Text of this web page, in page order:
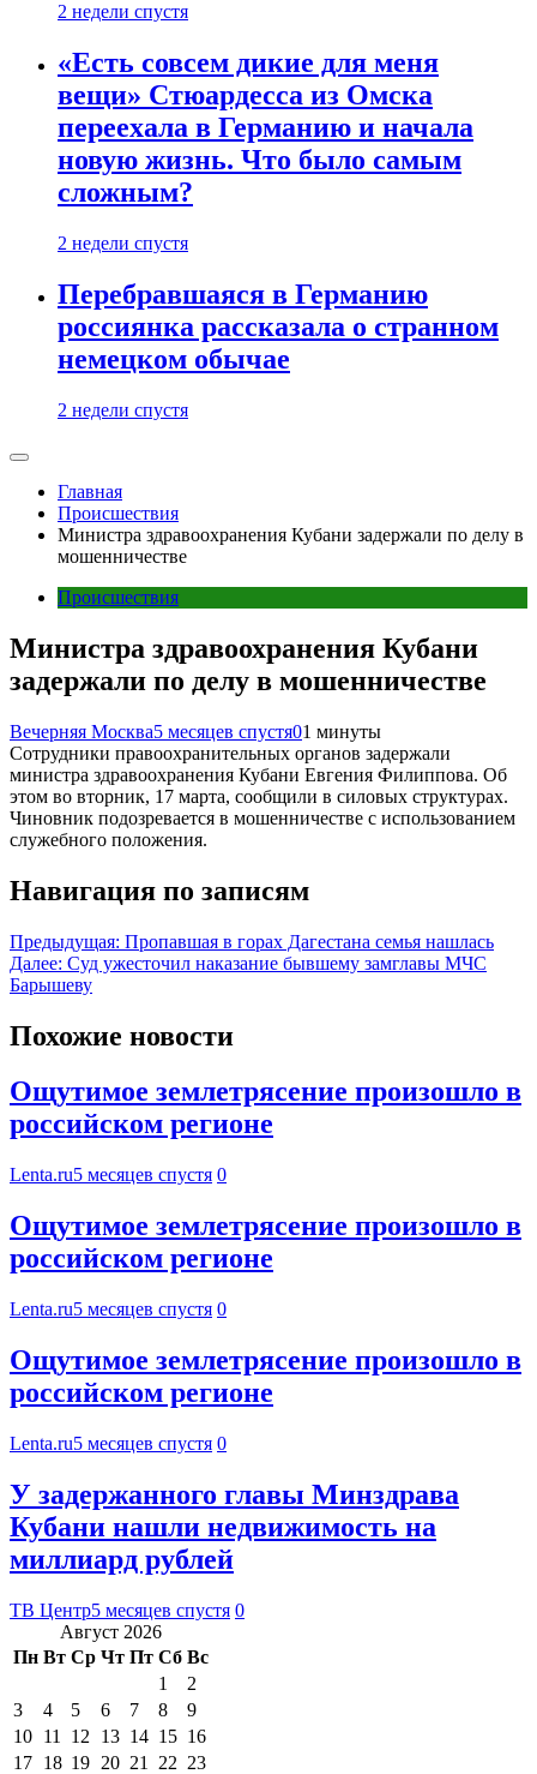
2 недели спустя
«Есть совсем дикие для меня
вещи» Стюардесса из Омска
переехала в Германию и начала
новую жизнь. Что было самым
сложным?
2 недели спустя
Перебравшаяся в Германию
россиянка рассказала о странном
немецком обычае
2 недели спустя
Главная
Происшествия
Министра здравоохранения Кубани задержали по делу в
мошенничестве
Происшествия
Министра здравоохранения Кубани
задержали по делу в мошенничестве
Вечерняя Москва5 месяцев спустя01 минуты
Сотрудники правоохранительных органов задержали
министра здравоохранения Кубани Евгения Филиппова. Об
этом во вторник, 17 марта, сообщили в силовых структурах.
Чиновник подозревается в мошенничестве с использованием
служебного положения.
Навигация по записям
Предыдущая: Пропавшая в горах Дагестана семья нашлась
Далее: Суд ужесточил наказание бывшему замглавы МЧС
Барышеву
Похожие новости
Ощутимое землетрясение произошло в
российском регионе
Lenta.ru5 месяцев спустя 0
Ощутимое землетрясение произошло в
российском регионе
Lenta.ru5 месяцев спустя 0
Ощутимое землетрясение произошло в
российском регионе
Lenta.ru5 месяцев спустя 0
У задержанного главы Минздрава
Кубани нашли недвижимость на
миллиард рублей
ТВ Центр5 месяцев спустя 0
Август 2026
Пн Вт Ср Чт Пт Сб Вс
1
2
3
4 5 6 7 8
9
10 11 12 13 14 15 16
17 18 19 20 21 22 23